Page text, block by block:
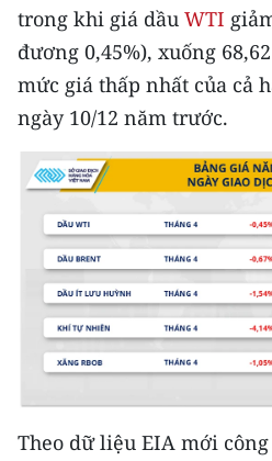
E-Magazine
Video
Media Chính trị
Media Kinh tế
Media Xã hội
Media Pháp luật
Media Du lịch
Media Thế giới
Media Thể thao
trong khi giá dầu WTI
đương 0,45%), xuống
mức giá thấp nhất của cả
ngày 10/12 năm trước.
Theo dữ liệu EIA mới